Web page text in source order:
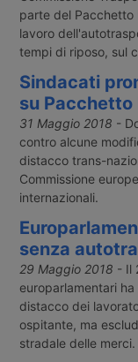
parte del Pacchetto
lavoro
tempi di riposo, sul
Sindacati
su Pacchetto
31 Maggio 2018 -
contro alcune
distacco trans-
Commissione
internazionali.
senza
29 Maggio 2018 - Il
europarlamentari
distacco dei
ospitante, ma
stradale delle merci.